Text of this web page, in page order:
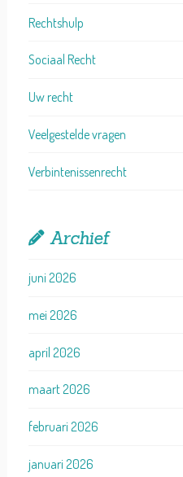
Rechtshulp
Sociaal Recht
Uw recht
Veelgestelde vragen
Verbintenissenrecht
Archief
juni 2026
mei 2026
april 2026
maart 2026
februari 2026
januari 2026